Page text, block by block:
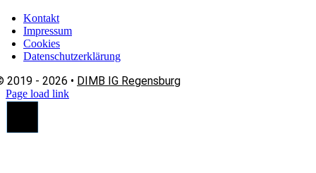
Kontakt
Impressum
Cookies
Datenschutzerklärung
2019 - 2026 • DIMB IG Regensburg
Page load link
Nach